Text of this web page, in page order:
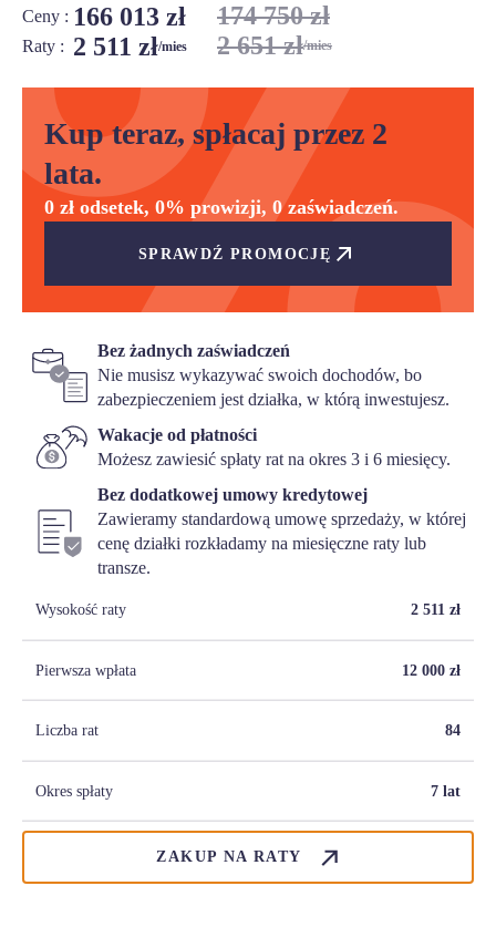
Ceny : 166 013 zł 174 750 zł
Raty : 2 511 zł/mies 2 651 zł/mies
Kup teraz, spłacaj przez 2
lata.
0 zł odsetek, 0% prowizji, 0 zaświadczeń.
SPRAWDŹ PROMOCJĘ
Bez żadnych zaświadczeń
Nie musisz wykazywać swoich dochodów, bo
zabezpieczeniem jest działka, w którą inwestujesz.
Wakacje od płatności
Możesz zawiesić spłaty rat na okres 3 i 6 miesięcy.
Bez dodatkowej umowy kredytowej
Zawieramy standardową umowę sprzedaży, w której
cenę działki rozkładamy na miesięczne raty lub
transze.
Wysokość raty 2 511 zł
Pierwsza wpłata 12 000 zł
Liczba rat 84
Okres spłaty 7 lat
ZAKUP NA RATY